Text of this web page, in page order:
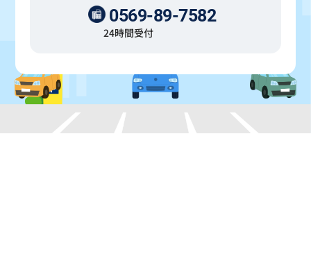
0569-89-7582
24時間受付